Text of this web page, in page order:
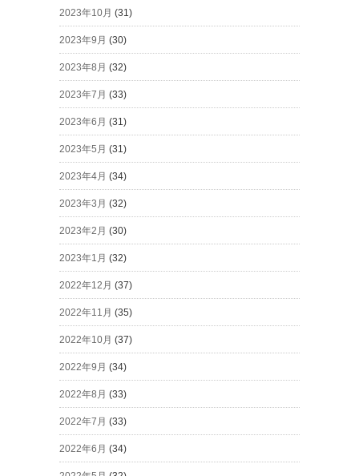
2023年10月 (31)
2023年9月 (30)
2023年8月 (32)
2023年7月 (33)
2023年6月 (31)
2023年5月 (31)
2023年4月 (34)
2023年3月 (32)
2023年2月 (30)
2023年1月 (32)
2022年12月 (37)
2022年11月 (35)
2022年10月 (37)
2022年9月 (34)
2022年8月 (33)
2022年7月 (33)
2022年6月 (34)